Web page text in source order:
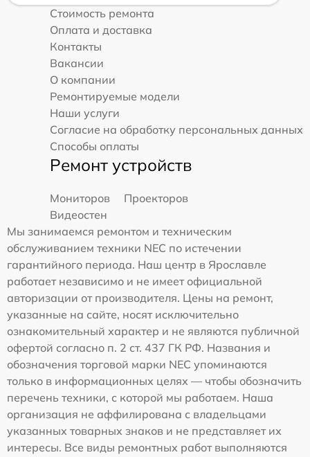
Стоимость ремонта
Оплата и доставка
Контакты
Вакансии
О компании
Ремонтируемые модели
Наши услуги
Согласие на обработку персональных данных
Способы оплаты
Ремонт устройств
Мониторов
Проекторов
Видеостен
Мы занимаемся ремонтом и техническим
обслуживанием техники NEC по истечении
гарантийного периода. Наш центр в Ярославле
работает независимо и не имеет официальной
авторизации от производителя. Цены на ремонт,
указанные на сайте, носят исключительно
ознакомительный характер и не являются публичной
офертой согласно п. 2 ст. 437 ГК РФ. Названия и
обозначения торговой марки NEC упоминаются
только в информационных целях — чтобы обозначить
перечень техники, с которой мы работаем. Наша
организация не аффилирована с владельцами
указанных товарных знаков и не представляет их
интересы. Все виды ремонтных работ выполняются